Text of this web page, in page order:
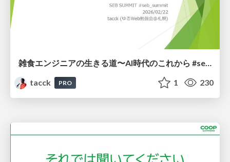
tacck
PRO 1 230